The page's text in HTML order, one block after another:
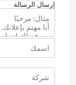
إرسال الرسالة